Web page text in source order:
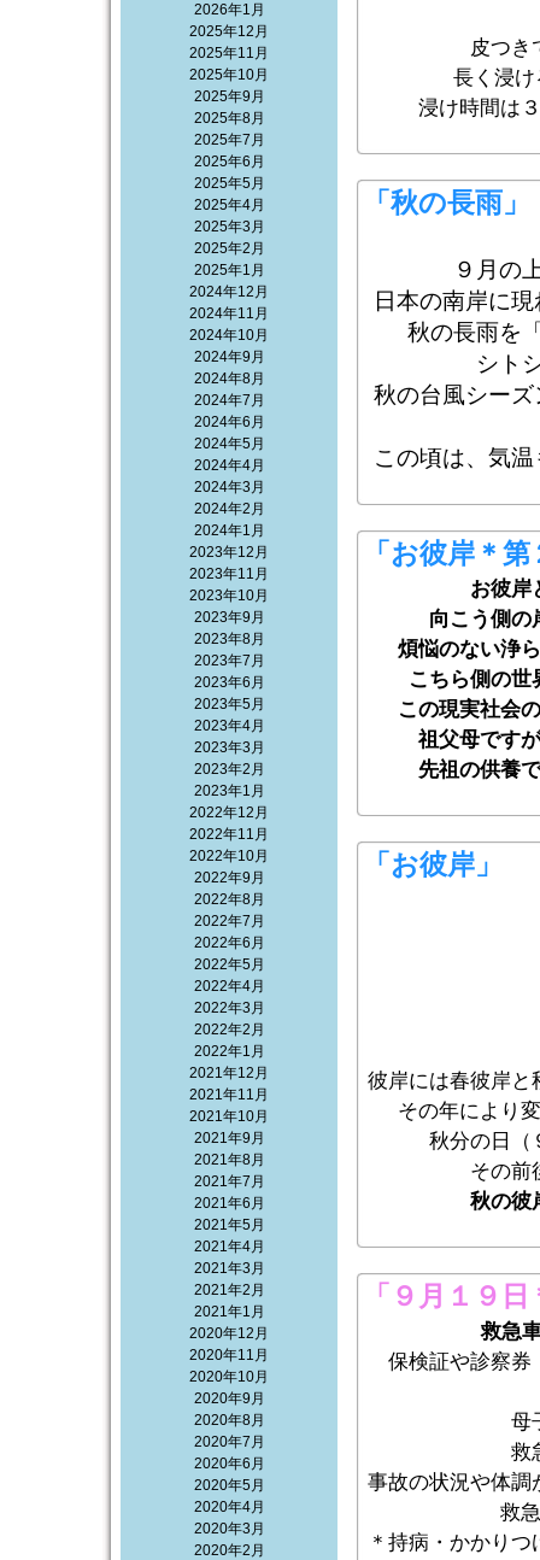
2026年1月
2025年12月
2025年11月
2025年10月
2025年9月
2025年8月
2025年7月
2025年6月
2025年5月
2025年4月
2025年3月
2025年2月
2025年1月
2024年12月
2024年11月
2024年10月
2024年9月
2024年8月
2024年7月
2024年6月
2024年5月
2024年4月
2024年3月
2024年2月
2024年1月
2023年12月
2023年11月
2023年10月
2023年9月
2023年8月
2023年7月
2023年6月
2023年5月
2023年4月
2023年3月
2023年2月
2023年1月
2022年12月
2022年11月
2022年10月
2022年9月
2022年8月
2022年7月
2022年6月
2022年5月
2022年4月
2022年3月
2022年2月
2022年1月
2021年12月
2021年11月
2021年10月
2021年9月
2021年8月
2021年7月
2021年6月
2021年5月
2021年4月
2021年3月
2021年2月
2021年1月
2020年12月
2020年11月
2020年10月
2020年9月
2020年8月
2020年7月
2020年6月
2020年5月
2020年4月
2020年3月
2020年2月
皮つき
長く浸
浸け時間は
「秋の長雨」
９月の
日本の南岸に
秋の長雨を
シト
秋の台風シー
この頃は、気
「お彼岸＊
お彼岸
向こう側の
煩悩のない浄
こちら側の世
この現実社会
祖父母です
先祖の供養
「お彼岸」
彼岸には春彼岸と
その年により
秋分の日（
その前
秋の彼
「９月１９
救急
保検証や診察券
母
救
事故の状況や体調
救
＊持病・かかり